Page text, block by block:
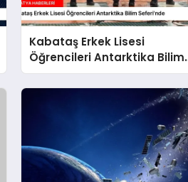
Kabataş Erkek Lisesi
Öğrencileri Antarktika Bilim
Seferi’nde